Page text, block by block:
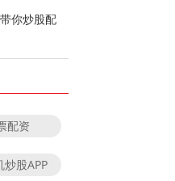
你炒股配
配资
炒股APP